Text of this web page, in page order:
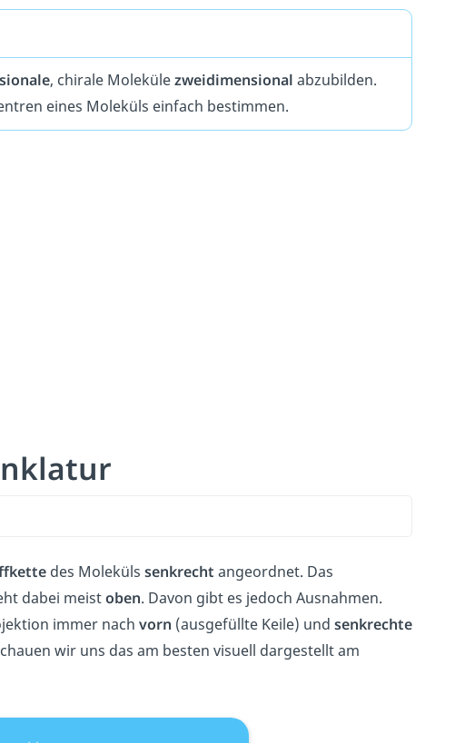
, chirale Molekülezweidimensional abzubilden.
eines Moleküls einfach bestimmen.
des Moleküls senkrecht angeordnet. Das
dabei meistoben. Davon gibt es jedoch Ausnahmen.
immer nach vorn (ausgefüllte Keile) und senkrechte
wir uns das am besten visuell dargestellt am